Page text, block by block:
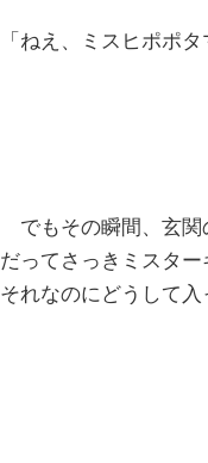
「ねえ、ミスヒポポ
でもその瞬間、玄関
だってさっきミスタ
それなのにどうして